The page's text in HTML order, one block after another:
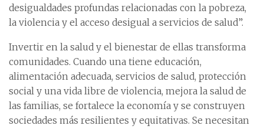
desigualdades profundas relacionadas con la pobreza,
la violencia y el acceso desigual a servicios de salud”.
Invertir en la salud y el bienestar de ellas transforma
comunidades. Cuando una tiene educación,
alimentación adecuada, servicios de salud, protección
social y una vida libre de violencia, mejora la salud de
las familias, se fortalece la economía y se construyen
sociedades más resilientes y equitativas. Se necesitan